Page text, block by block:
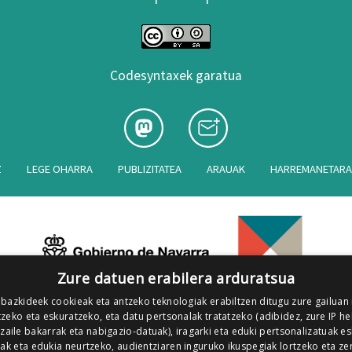
Codesyntaxek garatua
LEGE OHARRA PUBLIZITATEA ARAUAK
Zure datuen erabilera arduratsua
cookieak eta antzeko teknologiak erabiltzen ditugu zure
eta eskuratzeko, eta datu pertsonalak tratatzeko (adibidez, zure IP
bakarrak eta nabigazio-datuak), iragarki eta eduki pertsonalizatuak
eta edukia neurtzeko, audientziaren inguruko ikuspegiak lortzeko eta